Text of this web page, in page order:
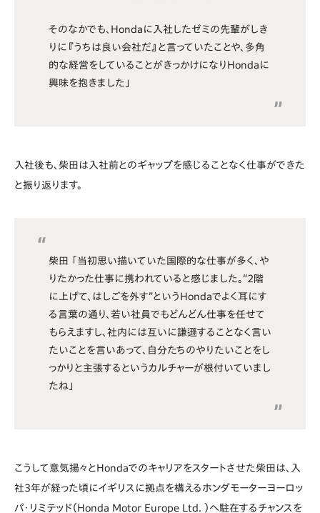
そのなかでも、Hondaに入社したゼミの先輩がしき
りに『うちは良い会社だ』と言っていたことや、多角
的な経営をしていることがきっかけになりHondaに
興味を抱きました」
入社後も、柴田は入社前とのギャップを感じることなく仕事ができた
と振り返ります。
柴田 「当初思い描いていた国際的な仕事が多く、や
りたかった仕事に携われていると感じました。“2階
に上げて、はしごを外す”というHondaでよく耳にす
る言葉の通り、若い社員でもどんどん仕事を任せて
もらえますし、社内には互いに謙遜することなく言い
たいことを言いあって、自分たちのやりたいことをし
っかりと主張するというカルチャーが根付いていまし
たね」
こうして意気揚々とHondaでのキャリアをスタートさせた柴田は、入
社3年が経った頃にイギリスに拠点を構えるホンダモーターヨーロッ
パ・リミテッド（Honda Motor Europe Ltd. ）へ駐在するチャンスを